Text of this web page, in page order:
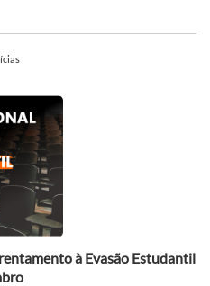
à Evasão Estudantil